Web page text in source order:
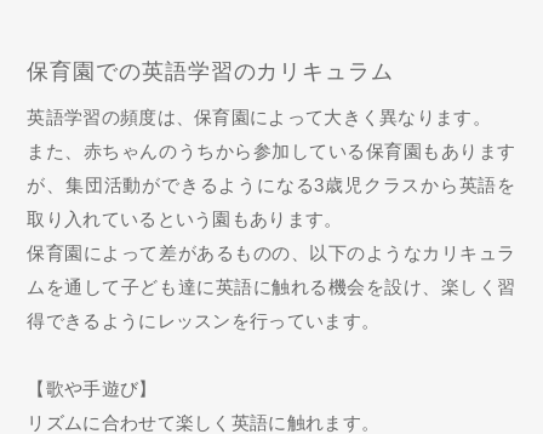
保育園での英語学習のカリキュラム
英語学習の頻度は、保育園によって大きく異なります。
また、赤ちゃんのうちから参加している保育園もあります
が、集団活動ができるようになる3歳児クラスから英語を
取り入れているという園もあります。
保育園によって差があるものの、以下のようなカリキュラ
ムを通して子ども達に英語に触れる機会を設け、楽しく習
得できるようにレッスンを行っています。
【歌や手遊び】
リズムに合わせて楽しく英語に触れます。